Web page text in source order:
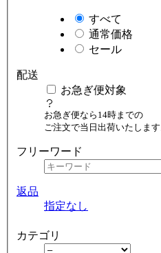
すべて
通常価格
セール
配送
お急ぎ便対象
お急ぎ便なら14時までの
ご注文で当日出荷いたします
フリーワード
返品
指定なし
カテゴリ